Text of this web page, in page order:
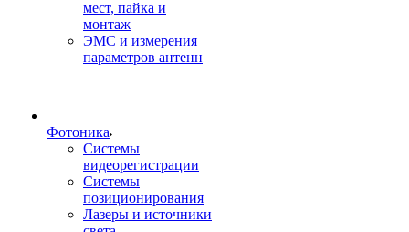
мест, пайка и
монтаж
ЭМС и измерения
параметров антенн
Фотоника
Cистемы
видеорегистрации
Системы
позиционирования
Лазеры и источники